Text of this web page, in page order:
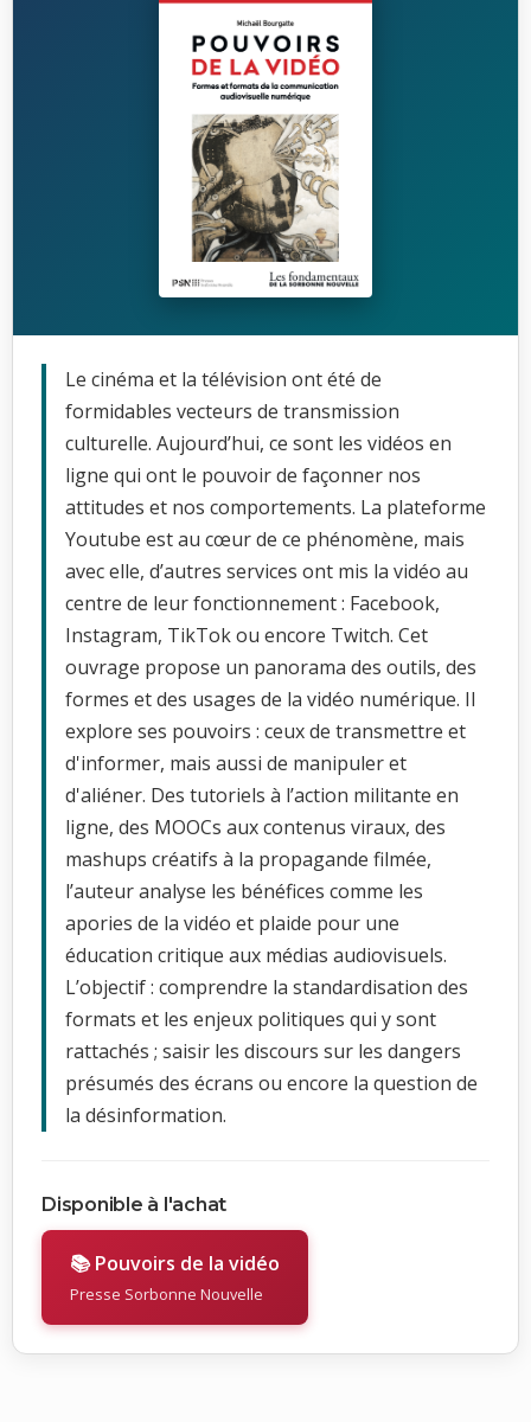
Le cinéma et la télévision ont été de
formidables vecteurs de transmission
culturelle. Aujourd’hui, ce sont les vidéos en
ligne qui ont le pouvoir de façonner nos
attitudes et nos comportements. La plateforme
Youtube est au cœur de ce phénomène, mais
avec elle, d’autres services ont mis la vidéo au
centre de leur fonctionnement : Facebook,
Instagram, TikTok ou encore Twitch. Cet
ouvrage propose un panorama des outils, des
formes et des usages de la vidéo numérique. Il
explore ses pouvoirs : ceux de transmettre et
d'informer, mais aussi de manipuler et
d'aliéner. Des tutoriels à l’action militante en
ligne, des MOOCs aux contenus viraux, des
mashups créatifs à la propagande filmée,
l’auteur analyse les bénéfices comme les
apories de la vidéo et plaide pour une
éducation critique aux médias audiovisuels.
L’objectif : comprendre la standardisation des
formats et les enjeux politiques qui y sont
rattachés ; saisir les discours sur les dangers
présumés des écrans ou encore la question de
la désinformation.
Disponible à l'achat
📚 Pouvoirs de la vidéo
Presse Sorbonne Nouvelle